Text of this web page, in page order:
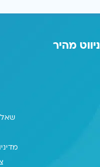
ניווט מהיר